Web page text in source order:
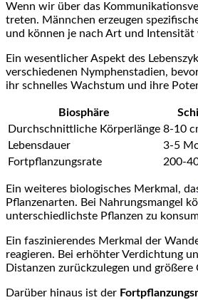
Wenn wir über das
treten. Männchen erzeugen
und können je nach ⁣Art und Intensität‍
Ein wesentlicher ⁣Aspekt des
verschiedenen Nymphenstadien,‌
ihr schnelles Wachstum und ihre
Biosphäre
Durchschnittliche Körperlänge 8-10
Lebensdauer
3-5
Fortpflanzungsrate
200-
Ein weiteres biologisches ⁣Merkmal,⁤
Pflanzenarten. Bei Nahrungsmangel
unterschiedlichste Pflanzen zu
Ein faszinierendes Merkmal ⁤der
reagieren. Bei erhöhter Verdichtung
Distanzen‍ zurückzulegen und
Darüber ‍hinaus ist der